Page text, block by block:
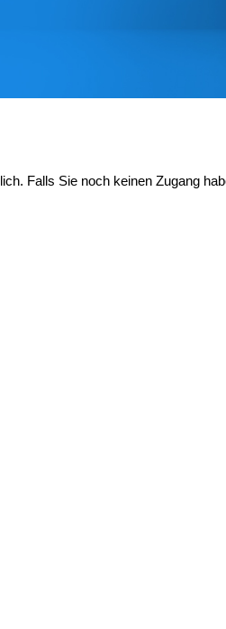
Falls Sie noch keinen Zugang